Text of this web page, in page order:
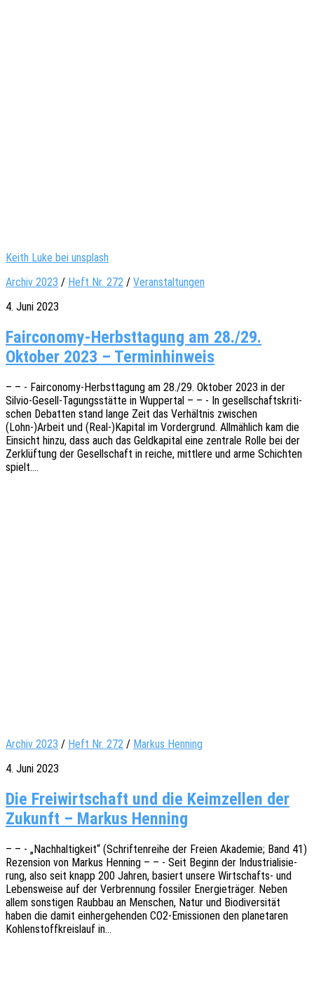
Keith Luke bei unsplash
Archiv 2023 / Heft Nr. 272 / Veranstaltungen
4. Juni 2023
Fairconomy-Herbsttagung am 28./29.
Oktober 2023 – Terminhinweis
– – - Fair­­co­­no­­my-Herbst­­ta­­gung am 28./29. Okto­ber 2023 in der
Silvio-Gesell-Tagungs­­­stä­t­­te in Wupper­tal – – - In gesell­schafts­kri­ti­
schen Debat­ten stand lange Zeit das Verhält­nis zwischen
(Lohn-)Arbeit und (Real-)Kapital im Vorder­grund. Allmäh­lich kam die
Einsicht hinzu, dass auch das Geld­ka­pi­tal eine zentra­le Rolle bei der
Zerklüf­tung der Gesell­schaft in reiche, mitt­le­re und arme Schich­ten
spielt.…
Archiv 2023 / Heft Nr. 272 / Markus Henning
4. Juni 2023
Die Freiwirtschaft und die Keimzellen der
Zukunft – Markus Henning
– – - „Nach­hal­tig­keit“ (Schrif­ten­rei­he der Freien Akade­mie; Band 41)
Rezen­si­on von Markus Henning – – - Seit Beginn der Indus­tria­li­sie­
rung, also seit knapp 200 Jahren, basiert unsere Wirt­­schafts- und
Lebens­wei­se auf der Verbren­nung fossi­ler Ener­gie­trä­ger. Neben
allem sons­ti­gen Raub­bau an Menschen, Natur und Biodi­ver­si­tät
haben die damit einher­ge­hen­den CO2-Emis­­sio­­nen den plane­ta­ren
Kohlen­stoff­kreis­lauf in…